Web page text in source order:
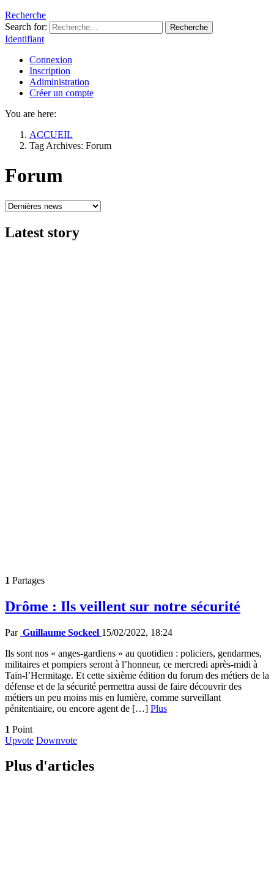
Recherche
Search for:
Recherche
Identifiant
Connexion
Inscription
Adiministration
Créer un compte
You are here:
ACCUEIL
Tag Archives: Forum
Forum
Latest story
1 Partages
Drôme : Ils veillent sur notre sécurité
Par Guillaume Sockeel 15/02/2022, 18:24
Ils sont nos « anges-gardiens » au quotidien : policiers, gendarmes,
militaires et pompiers seront à l’honneur, ce mercredi après-midi à
Tain-l’Hermitage. Et cette sixième édition du forum des métiers de la
défense et de la sécurité permettra aussi de faire découvrir des
métiers un peu moins mis en lumière, comme surveillant
pénitentiaire, ou encore agent de […] Plus
1 Point
Upvote Downvote
Plus d'articles